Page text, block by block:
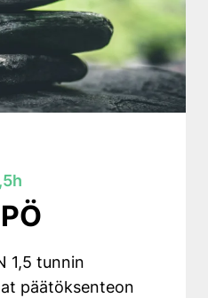
1,5 tunnin
päätöksenteon